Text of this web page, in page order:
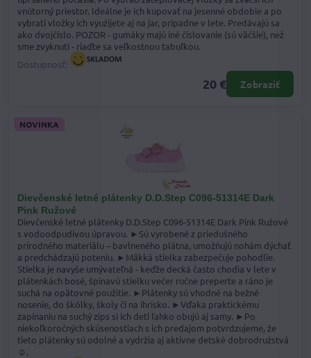
vnútorný priestor. Ideálne je ich kupovať na jesenné obdobie a po
vybratí vložky ich využijete aj na jar, prípadne v lete. Predávajú sa
ako dvojčíslo. POZOR - gumáky majú iné číslovanie (sú väčšie), než
sme zvyknutí - riaďte sa veľkostnou tabuľkou.
Dostupnosť:
20 € Zobraziť
Dievčenské letné plátenky D.D.Step C096-51314E Dark
Pink Ružové
NOVINKA
Dievčenské letné plátenky D.D.Step C096-51314E Dark Pink Ružové
s vodoodpudivou úpravou. ►Sú vyrobené z priedušného
prírodného materiálu – bavlneného plátna, umožňujú nohám dýchať
a predchádzajú poteniu. ►Mäkká stielka zabezpečuje pohodlie.
Stielka je navyše umývateľná - keďže decká často chodia v lete v
plátenkách bosé, špinavú stielku večer ručne preperte a ráno je
suchá na opätovné použitie. ►Plátenky sú vhodné na bežné
nosenie, do škôlky, školy či na ihrisko. ►Vďaka praktickému
zapínaniu na suchý zips si ich deti ľahko obujú aj samy. ►Po
niekoľkoročných skúsenostiach s ich predajom potvrdzujeme, že
tieto plátenky sú odolné a vydržia aj aktívne detské dobrodružstvá
☺.